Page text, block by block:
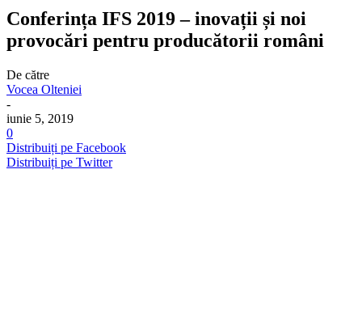
Conferința IFS 2019 – inovații și noi
provocări pentru producătorii români
De către
Vocea Olteniei
-
iunie 5, 2019
0
Distribuiți pe Facebook
Distribuiți pe Twitter